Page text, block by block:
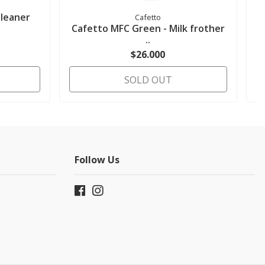
Cafetto
Cafetto MFC Green - Milk frother
..
$26.000
SOLD OUT
Follow Us